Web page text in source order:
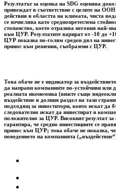
Резултатът за оценка на SDG оценява
привеждат в съответствие с целите на
действия в областта на климата, чиста
се изчислява като среднопретеглена
стопанство, което отразява неговия най-
към ЦУР. Резултатите варират от -10 до
ЦУР показва по-голям среден дял на
принос към решения, съобразени с ЦУР.
Това обаче не е индикатор за
да направи компаниите по-устойчиви или
реалната икономика (вижте също
въздействие в долния раздел на тази
подходящ за инвеститори, които искат да
следователно искат да инвестират в
положително за ЦУР. Високият резултат
гарантира, че средно инвестициите се
принос към ЦУР; това обаче не показва,
поведението на компанията